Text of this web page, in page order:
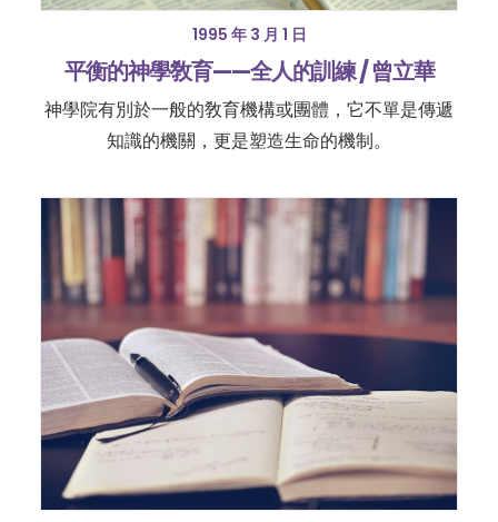
1995 年 3 月 1 日
平衡的神學敎育——全人的訓練 / 曾立華
神學院有別於一般的敎育機構或團體，它不單是傳遞
知識的機關，更是塑造生命的機制。